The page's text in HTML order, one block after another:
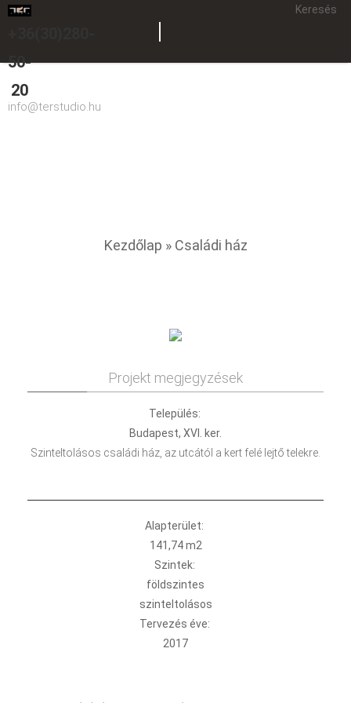
50-
20
info@terstudio.hu
Keresés
Kezdőlap » Családi ház
Projekt megjegyzések
Település:
Budapest, XVI. ker.
Szinteltolásos családi ház, az utcától a kert felé lejtő telekre.
Alapterület:
141,74 m2
Szintek:
földszintes
szinteltolásos
Tervezés éve:
2017